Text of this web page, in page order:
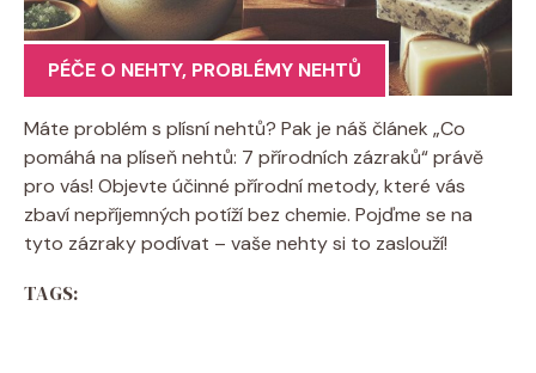
PÉČE O NEHTY, PROBLÉMY NEHTŮ
Máte problém s plísní nehtů? Pak je náš článek „Co
pomáhá na plíseň nehtů: 7 přírodních zázraků“ právě
pro vás! Objevte účinné přírodní metody, které vás
zbaví nepříjemných potíží bez chemie. Pojďme se na
tyto zázraky podívat – vaše nehty si to zaslouží!
TAGS: